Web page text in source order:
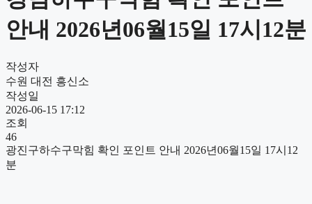
안내 2026년06월15일 17시12분
작성자
수원 대전 흥신소
작성일
2026-06-15 17:12
조회
46
광진구하수구막힘 확인 포인트 안내 2026년06월15일 17시12
분